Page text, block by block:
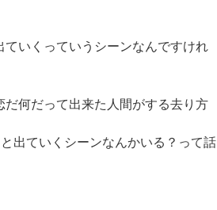
いくっていうシーンなんですけれ
何だって出来た人間がする去り方
出ていくシーンなんかいる？って話